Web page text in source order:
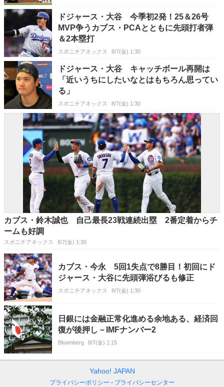
ドジャース・大谷 今季初2発！25＆26号
MVP争うカブス・PCAとともに先頭打者弾
＆2本塁打
スポニチアネックス 8/7(金) 1:30
ドジャース・大谷 キャッチボール再開は
「近いうちにしたいなとはもちろん思ってい
る」
スポニチアネックス 8/7(金) 1:30
カブス・鈴木誠也 自己最長23戦連続出塁 2番定着からチ
ームも好調
スポニチアネックス 8/7(金) 1:30
カブス・今永 5回1失点で8勝目！初回にド
ジャース・大谷に先頭弾浴びるも修正
スポニチアネックス 8/7(金) 1:30
日銀には金融正常化進める余地ある、経済回
復が後押し－IMFナンバー2
Bloomberg 8/7(金) 1:15
Yahoo! JAPAN
プライバシーポリシー プライバシーセンター